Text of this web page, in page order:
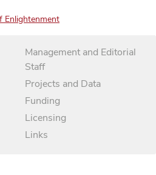
Enlightenment
Management and Editorial
Staff
Projects and Data
Funding
Licensing
Links